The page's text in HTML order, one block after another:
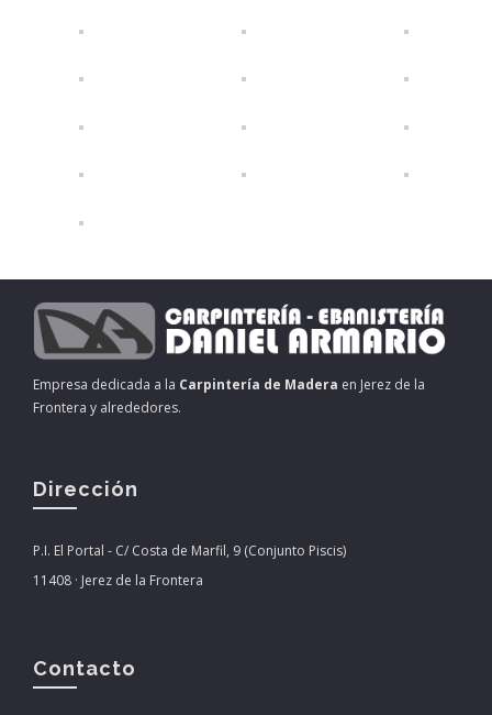
Empresa dedicada a la Carpintería de Madera en Jerez de la
Frontera y alrededores.
Dirección
P.I. El Portal - C/ Costa de Marfil, 9 (Conjunto Piscis)
11408 · Jerez de la Frontera
Contacto